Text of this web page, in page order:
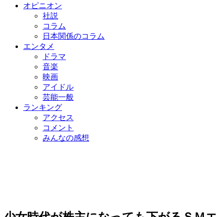
オピニオン
社説
コラム
日本関係のコラム
エンタメ
ドラマ
音楽
映画
アイドル
芸能一般
ランキング
アクセス
コメント
みんなの感想